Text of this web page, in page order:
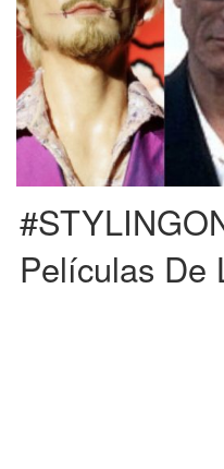
. ICHI THE KILLER (2001) Esta
Hideo Yamamoto “Ichi the killer”
Películas De